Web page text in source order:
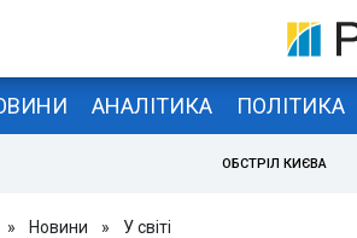
АНАЛІТИКА ПОЛІТИКА
ОБСТРІЛ КИЄВА
» Новини » У світі